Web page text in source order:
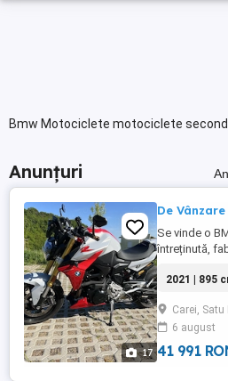
Bmw Motociclete motociclete
Anunțuri
17
De Vânzare
Se vinde o
întreținută,
Motocicleta
dori de la un
-Far principal
LED -
2021 | 895
Carei, Satu
6 august
41 991